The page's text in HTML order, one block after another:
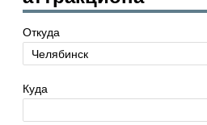
Откуда
Куда